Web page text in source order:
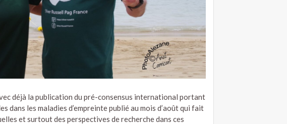
déjà la publication du pré-consensus international portant
dans les maladies d’empreinte publié au mois d’août qui fait
et surtout des perspectives de recherche dans ces